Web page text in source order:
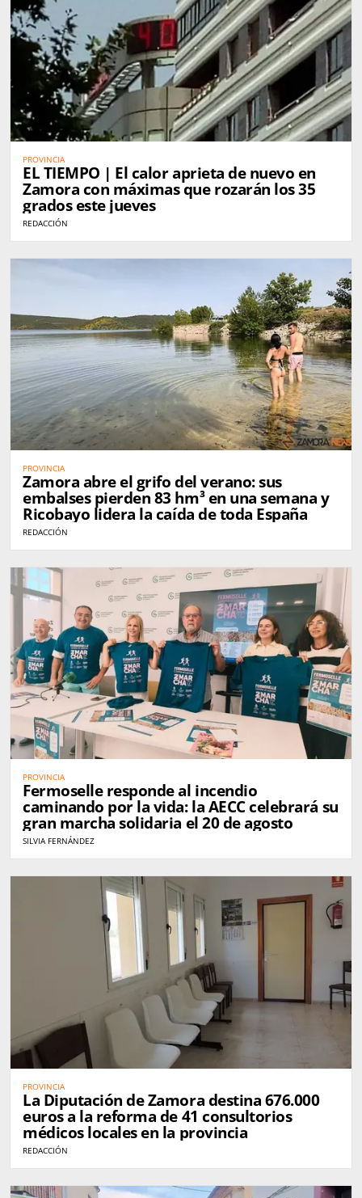
PROVINCIA
EL TIEMPO | El calor aprieta de nuevo en
Zamora con máximas que rozarán los 35
grados este jueves
REDACCIÓN
PROVINCIA
Zamora abre el grifo del verano: sus
embalses pierden 83 hm³ en una semana y
Ricobayo lidera la caída de toda España
REDACCIÓN
PROVINCIA
Fermoselle responde al incendio
caminando por la vida: la AECC celebrará su
gran marcha solidaria el 20 de agosto
SILVIA FERNÁNDEZ
PROVINCIA
La Diputación de Zamora destina 676.000
euros a la reforma de 41 consultorios
médicos locales en la provincia
REDACCIÓN